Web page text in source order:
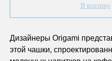
В корзину
Дизайнеры Origami
этой чашки,